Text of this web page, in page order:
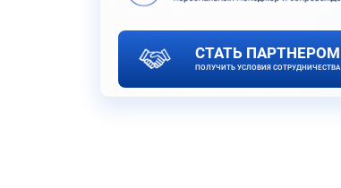
СТАТЬ ПАРТНЕРОМ
ПОЛУЧИТЬ УСЛОВИЯ СОТРУДНИЧЕСТВА